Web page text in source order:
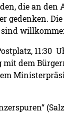
die an den
gedenken.
11:30
dem